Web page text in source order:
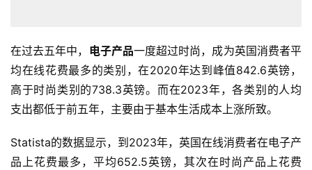
在过去五年中， 电子产品一度超过时尚，成为英国消费者平
均在线花费最多的类别，在2020年达到峰值842.6英镑，
高于时尚类别的738.3英镑。而在2023年，各类别的人均
支出都低于前五年，主要由于基本生活成本上涨所致。
Statista的数据显示，到2023年，英国在线消费者在电子产
品上花费最多，平均652.5英镑，其次在时尚产品上花费